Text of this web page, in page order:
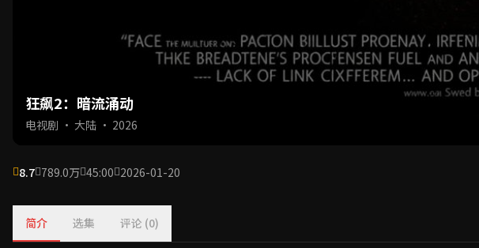
狂飙2：暗流涌动
电视剧 · 大陆 · 2026
8.7 789.0万 45:00 2026-01-20
简介 选集 评论 (0)